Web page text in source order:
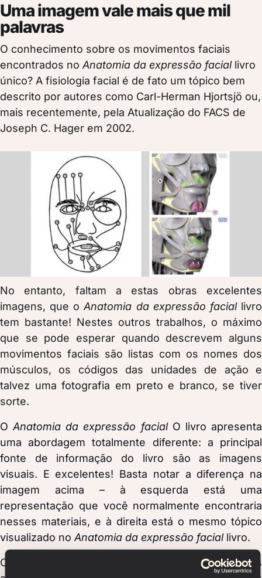
Uma imagem vale mais que mil
palavras
O conhecimento sobre os movimentos faciais
encontrados no Anatomia da expressão facial livro
único? A fisiologia facial é de fato um tópico bem
descrito por autores como Carl-Herman Hjortsjö ou,
mais recentemente, pela Atualização do FACS de
Joseph C. Hager em 2002.
No entanto, faltam a estas obras excelentes
imagens, que oAnatomia da expressão faciallivro
tem bastante! Nestes outros trabalhos, o máximo
que se pode esperar quando descrevem alguns
movimentos faciais são listas com os nomes dos
músculos, os códigos das unidades de ação e
talvez uma fotografia em preto e branco, se tiver
sorte.
OAnatomia da expressão facialO livro apresenta
uma abordagem totalmente diferente: a principal
fonte de informação do livro são as imagens
visuais. E excelentes! Basta notar a diferença na
imagem acima – à esquerda está uma
representação que você normalmente encontraria
nesses materiais, e à direita está o mesmo tópico
visualizado noAnatomia da expressão faciallivro.
O aspecto visual é o que mais importa para os